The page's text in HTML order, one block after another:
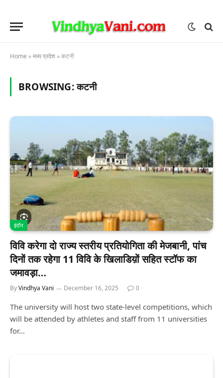
Home »मध्य प्रदेश »कटनी
BROWSING:कटनी
इंदौर
विवि करेगा दो राज्य स्तरीय प्रतियोगिता की मेजबानी, पांच
दिनों तक रहेगा 11 विवि के खिलाडिय़ों सहित स्टॉफ का
जमावड़ा…
ByVindhya Vani December 16, 2025 0
The university will host two state-level competitions, which
will be attended by athletes and staff from 11 universities
for…